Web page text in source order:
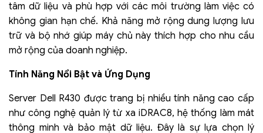
tâm dữ liệu và phù hợp với các môi trường làm việc có
không gian hạn chế. Khả năng mở rộng dung lượng lưu
trữ và bộ nhớ giúp máy chủ này thích hợp cho nhu cầu
mở rộng của doanh nghiệp.
Tính Năng Nổi Bật và Ứng Dụng
Server Dell R430 được trang bị nhiều tính năng cao cấp
như công nghệ quản lý từ xa iDRAC8, hệ thống làm mát
thông minh và bảo mật dữ liệu. Đây là sự lựa chọn lý